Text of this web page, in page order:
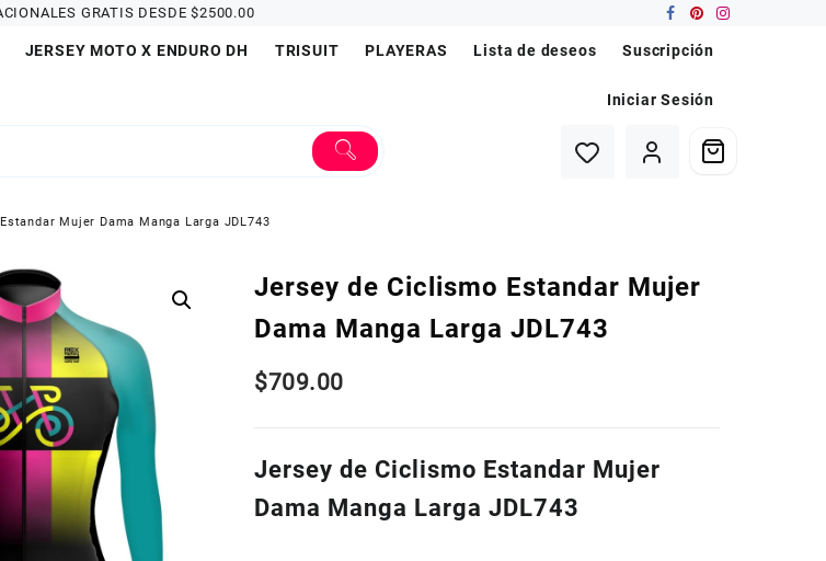
GRATIS DESDE $2500.00
JERSEY MOTO X ENDURO DH TRISUIT PLAYERAS Lista de deseos Suscripción
Iniciar Sesión
Mujer Dama Manga Larga JDL743
Jersey de Ciclismo Estandar Mujer
Dama Manga Larga JDL743
$709.00
Jersey de Ciclismo Estandar Mujer
Dama Manga Larga JDL743